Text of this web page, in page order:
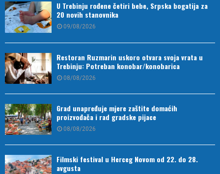
U Trebinju rođene četiri bebe, Srpska bogatija za
20 novih stanovnika
09/08/2026
Restoran Ruzmarin uskoro otvara svoja vrata u
Trebinju: Potreban konobar/konobarica
08/08/2026
Grad unapređuje mjere zaštite domaćih
proizvođača i rad gradske pijace
08/08/2026
Filmski festival u Herceg Novom od 22. do 28.
avgusta